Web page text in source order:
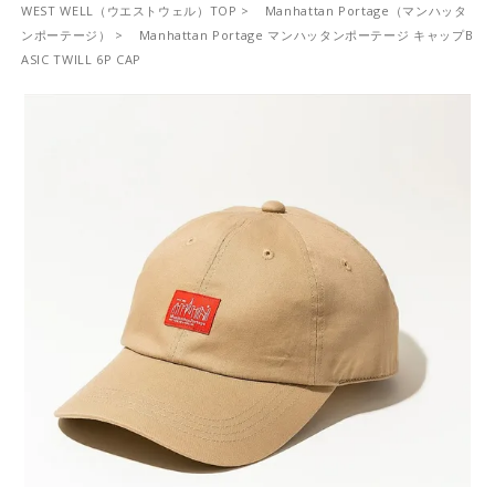
WEST WELL（ウエストウェル）TOP
Manhattan Portage（マンハッタ
ンポーテージ）
Manhattan Portage マンハッタンポーテージ キャップB
ASIC TWILL 6P CAP